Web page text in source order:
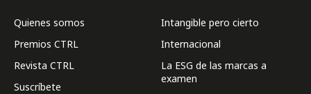
Quienes somos
Premios CTRL
Revista CTRL
Suscríbete
Intangible pero cierto
Internacional
La ESG de las marcas a
examen